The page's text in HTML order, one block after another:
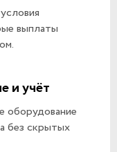
выплаты
и учёт
оборудование
без скрытых